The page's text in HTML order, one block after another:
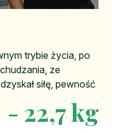
trybie życia, po
ze
siłę, pewność
- 22,7 kg